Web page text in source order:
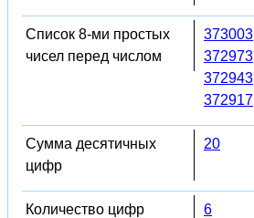
Список 8-ми простых
чисел перед числом
373003
372973
372943
372917
Сумма десятичных
цифр
20
Количество цифр 6